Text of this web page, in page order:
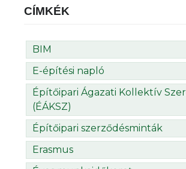
CÍMKÉK
BIM
E-építési napló
Építőipari Ágazati Kollektív
(ÉÁKSZ)
Építőipari szerződésminták
Erasmus